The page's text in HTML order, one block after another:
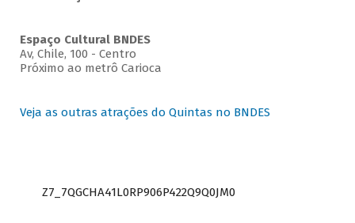
Espaço Cultural BNDES
Av, Chile, 100 - Centro
Próximo ao metrô Carioca
Veja as outras atrações do Quintas no BNDES
Z7_7QGCHA41L0RP906P422Q9Q0JM0